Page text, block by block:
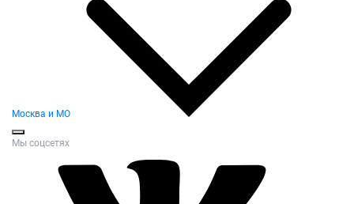
Москва и МО
Мы соцсетях